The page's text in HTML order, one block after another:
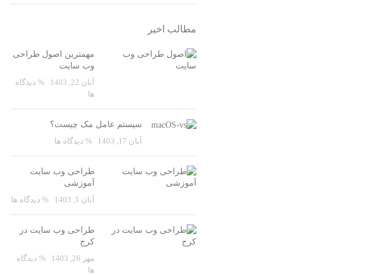
مطالب اخیر
مهمترین اصول طراحی
وب سایت
آبان 22, 1403
% دیدگاه
ها
سیستم عامل مک چیست؟
آبان 17, 1403 % دیدگاه ها
طراحی وب سایت
آموزشی
آبان 1, 1403 % دیدگاه ها
طراحی وب سایت در
کرج
مهر 26, 1403
% دیدگاه
ها